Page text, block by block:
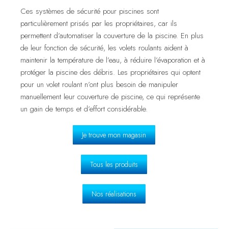
Ces systèmes de sécurité pour piscines sont
particulièrement prisés par les propriétaires, car ils
permettent d’automatiser la couverture de la piscine. En plus
de leur fonction de sécurité, les volets roulants aident à
maintenir la température de l’eau, à réduire l’évaporation et à
protéger la piscine des débris. Les propriétaires qui optent
pour un volet roulant n’ont plus besoin de manipuler
manuellement leur couverture de piscine, ce qui représente
un gain de temps et d’effort considérable.
Je trouve mon magasin
Tous les produits
Nos réalisations